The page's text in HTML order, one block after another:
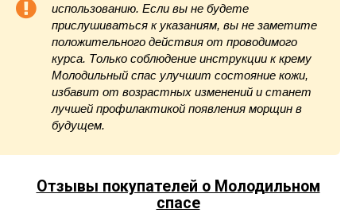
использованию. Если вы не будете
прислушиваться к указаниям, вы не заметите
положительного действия от проводимого
курса. Только соблюдение инструкции к крему
Молодильный спас улучшит состояние кожи,
избавит от возрастных изменений и станет
лучшей профилактикой появления морщин в
будущем.
Отзывы покупателей о Молодильном
спасе